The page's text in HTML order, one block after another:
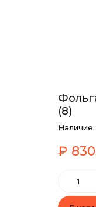
(8)
Наличие:
₽